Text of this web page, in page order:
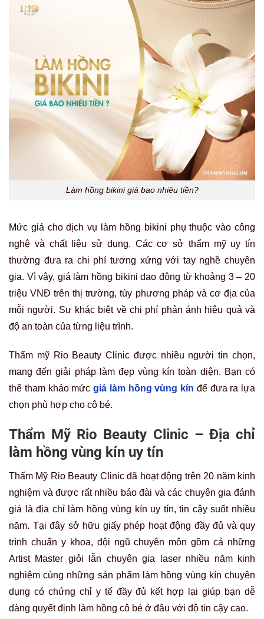
Làm hồng bikini giá bao nhiêu tiền?
Mức giá cho dịch vụ làm hồng bikini phụ thuộc vào công
nghệ và chất liệu sử dụng. Các cơ sở thẩm mỹ uy tín
thường đưa ra chi phí tương xứng với tay nghề chuyên
gia. Vì vậy, giá làm hồng bikini dao động từ khoảng 3 – 20
triệu VNĐ trên thị trường, tùy phương pháp và cơ địa của
mỗi người. Sự khác biệt về chi phí phản ánh hiệu quả và
độ an toàn của từng liệu trình.
Thẩm mỹ Rio Beauty Clinic được nhiều người tin chọn,
mang đến giải pháp làm đẹp vùng kín toàn diện. Bạn có
thể tham khảo mức giá làm hồng vùng kín để đưa ra lựa
chọn phù hợp cho cô bé.
Thẩm Mỹ Rio Beauty Clinic – Địa chỉ
làm hồng vùng kín uy tín
Thẩm Mỹ Rio Beauty Clinic đã hoạt động trên 20 năm kinh
nghiệm và được rất nhiều báo đài và các chuyên gia đánh
giá là địa chỉ làm hồng vùng kín uy tín, tin cậy suốt nhiều
năm. Tại đây sở hữu giấy phép hoạt động đầy đủ và quy
trình chuẩn y khoa, đội ngũ chuyên môn gồm cả những
Artist Master giỏi lẫn chuyên gia laser nhiều năm kinh
nghiệm cùng những sản phẩm làm hồng vùng kín chuyên
dụng có chứng chỉ y tế đầy đủ kết hợp lại giúp bạn dễ
dàng quyết định làm hồng cô bé ở đâu với độ tin cậy cao.